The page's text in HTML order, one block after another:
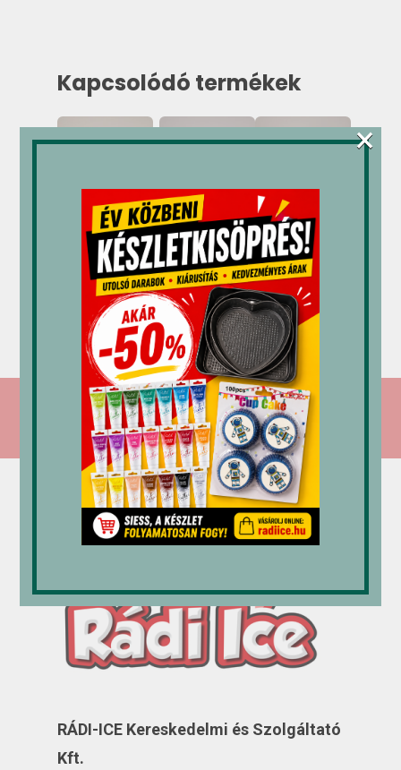
Kapcsolódó termékek
Étcsokoládé
csepp
(sütésálló)
500 g
4,350Ft
M-gél
öntet
erdei
gyümölcs
1,2 kg
4,675Ft
Mec3
öntet
csokoládé
1 kg
5,159
RÁDI-ICE Kereskedelmi és Szolgáltató
Kft.
×